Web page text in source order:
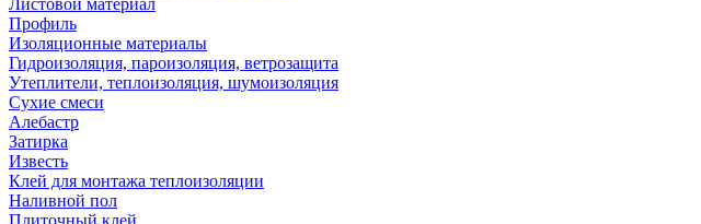
Листовой материал
Профиль
Изоляционные материалы
Гидроизоляция, пароизоляция, ветрозащита
Утеплители, теплоизоляция, шумоизоляция
Сухие смеси
Алебастр
Затирка
Известь
Клей для монтажа теплоизоляции
Наливной пол
Плиточный клей